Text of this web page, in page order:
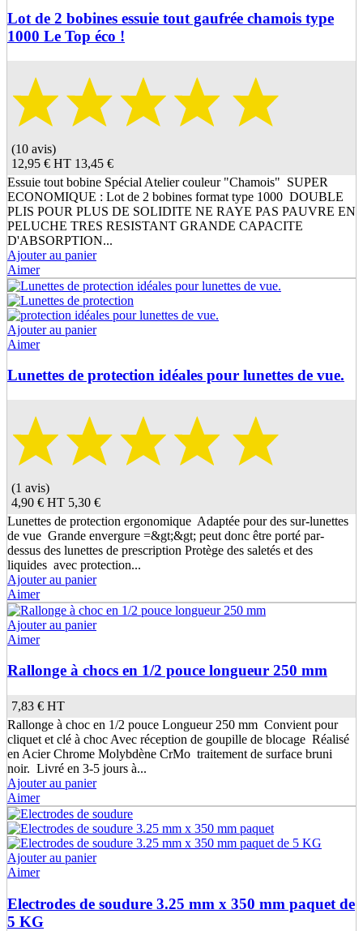
Lot de 2 bobines essuie tout gaufrée chamois type
1000 Le Top éco !
(10 avis)
12,95 € HT 13,45 €
Essuie tout bobine Spécial Atelier couleur "Chamois" SUPER
ECONOMIQUE : Lot de 2 bobines format type 1000 DOUBLE
PLIS POUR PLUS DE SOLIDITE NE RAYE PAS PAUVRE EN
PELUCHE TRES RESISTANT GRANDE CAPACITE
D'ABSORPTION...
Ajouter au panier
Aimer
Ajouter au panier
Aimer
Lunettes de protection idéales pour lunettes de vue.
(1 avis)
4,90 € HT 5,30 €
Lunettes de protection ergonomique Adaptée pour des sur-lunettes
de vue Grande envergure =&gt;&gt; peut donc être porté par-
dessus des lunettes de prescription Protège des saletés et des
liquides avec protection...
Ajouter au panier
Aimer
Ajouter au panier
Aimer
Rallonge à chocs en 1/2 pouce longueur 250 mm
7,83 € HT
Rallonge à choc en 1/2 pouce Longueur 250 mm Convient pour
cliquet et clé à choc Avec réception de goupille de blocage Réalisé
en Acier Chrome Molybdène CrMo traitement de surface bruni
noir. Livré en 3-5 jours à...
Ajouter au panier
Aimer
Ajouter au panier
Aimer
Electrodes de soudure 3.25 mm x 350 mm paquet de
5 KG